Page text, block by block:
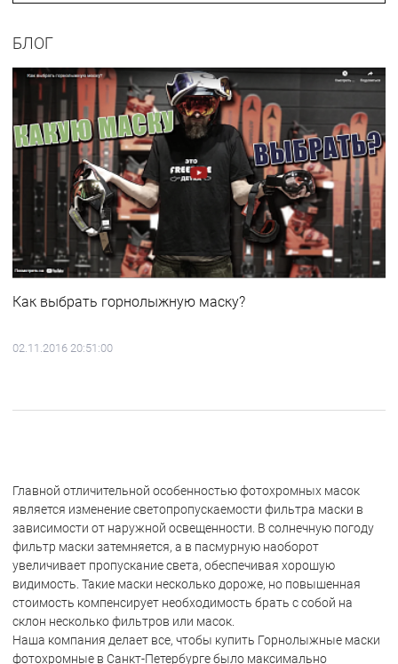
БЛОГ
Как выбрать горнолыжную маску?
02.11.2016 20:51:00
Главной отличительной особенностью фотохромных масок
является изменение светопропускаемости фильтра маски в
зависимости от наружной освещенности. В солнечную погоду
фильтр маски затемняется, а в пасмурную наоборот
увеличивает пропускание света, обеспечивая хорошую
видимость. Такие маски несколько дороже, но повышенная
стоимость компенсирует необходимость брать с собой на
склон несколько фильтров или масок.
Наша компания делает все, чтобы купить Горнолыжные маски
фотохромные в Санкт-Петербурге было максимально